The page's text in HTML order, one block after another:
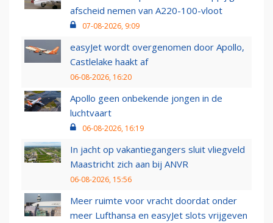
afscheid nemen van A220-100-vloot
07-08-2026, 9:09
easyJet wordt overgenomen door Apollo,
Castlelake haakt af
06-08-2026, 16:20
Apollo geen onbekende jongen in de
luchtvaart
06-08-2026, 16:19
In jacht op vakantiegangers sluit vliegveld
Maastricht zich aan bij ANVR
06-08-2026, 15:56
Meer ruimte voor vracht doordat onder
meer Lufthansa en easyJet slots vrijgeven